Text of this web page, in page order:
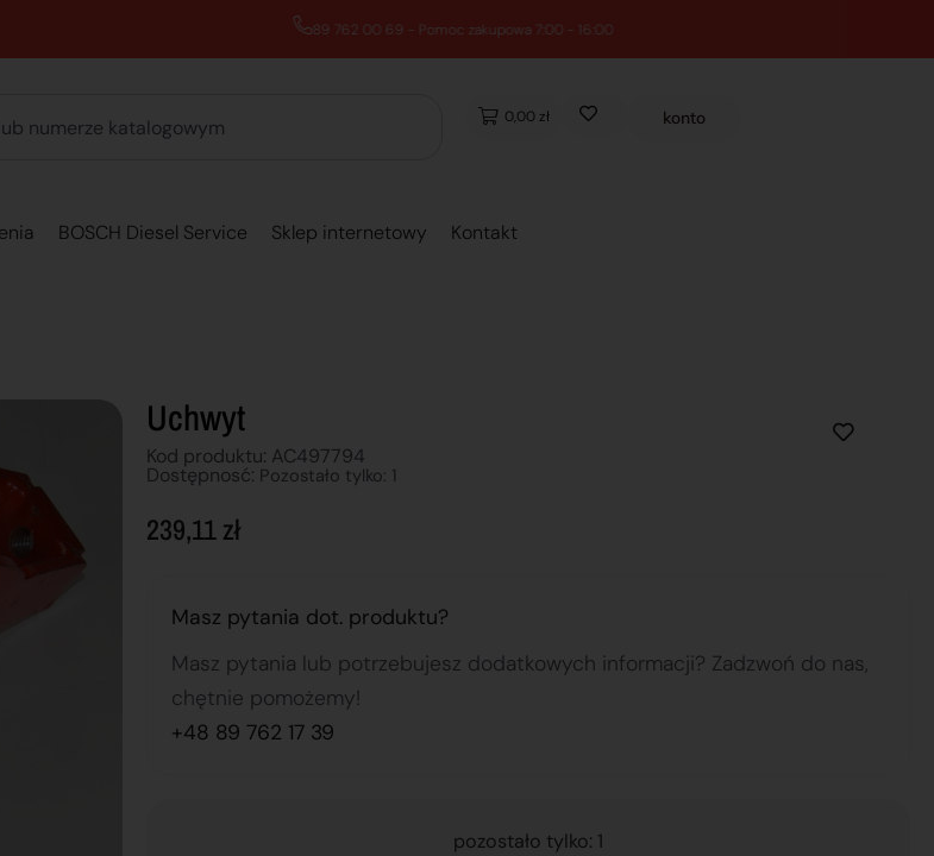
0,00 zł konto
BOSCH Diesel Service Sklep internetowy Kontakt
Uchwyt
Kod produktu: AC497794
Dostępnosć: Pozostało tylko: 1
239,11zł
Masz pytania dot. produktu?
Masz pytania lub potrzebujesz dodatkowych informacji? Zadzwoń do nas,
chętnie pomożemy!
+48 89 762 17 39
pozostało tylko: 1